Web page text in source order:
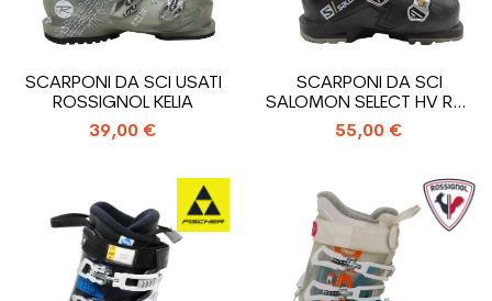
SCARPONI DA SCI USATI
ROSSIGNOL KELIA
39,00 €
SCARPONI DA SCI
SALOMON SELECT HV R80
W USATI
55,00 €